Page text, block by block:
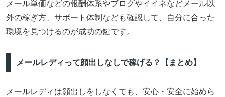
メール単価などの報酬体系やブログやイイネなどメール以
外の稼ぎ方、サポート体制なども確認して、自分に合った
環境を見つけるのが成功の鍵です。
メールレディって顔出しなしで稼げる？【まとめ】
メールレディは顔出しをしなくても、安心・安全に始めら